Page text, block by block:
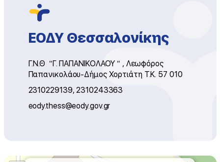
ΕΟΔΥ Θεσσαλονίκης
Γ.Ν.Θ "Γ. ΠΑΠΑΝΙΚΟΛΑΟΥ " , Λεωφόρος
Παπανικολάου-Δήμος Χορτιάτη Τ.Κ. 57 010
2310229139, 2310243363
eody.thess@eody.gov.gr